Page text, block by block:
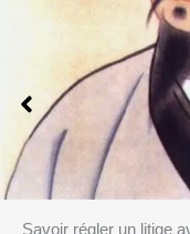
Savoir régler un litige